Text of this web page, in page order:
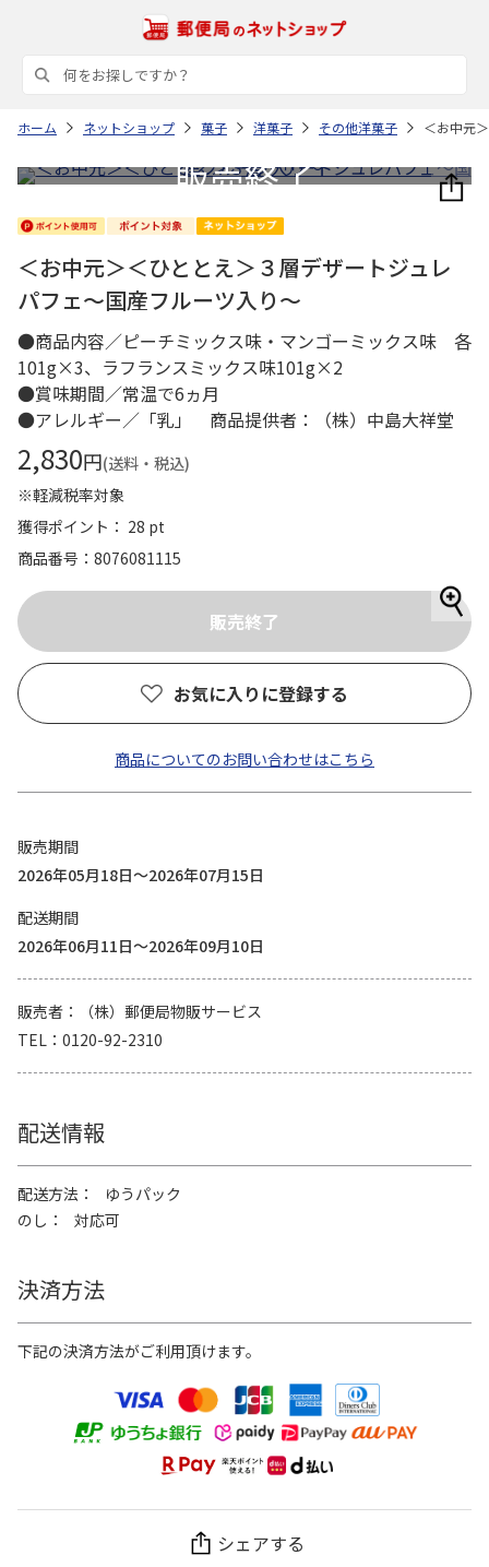
ホーム ネットショップ 菓子 洋菓子 その他洋菓子 ＜お中元
＜お中元＞＜ひととえ＞３層デザートジュレ
パフェ～国産フルーツ入り～
●商品内容／ピーチミックス味・マンゴーミックス味 各
101g×3、ラフランスミックス味101g×2
●賞味期間／常温で6ヵ月
●アレルギー／「乳」 商品提供者：（株）中島大祥堂
2,830円(送料・税込)
※軽減税率対象
獲得ポイント： 28 pt
商品番号
8076081115
お気に入りに登録する
商品についてのお問い合わせはこちら
販売期間
2026年05月18日～2026年07月15日
配送期間
2026年06月11日～2026年09月10日
販売者
（株）郵便局物販サービス
TEL
0120-92-2310
配送情報
配送方法
ゆうパック
のし
対応可
決済方法
下記の決済方法がご利用頂けます。
シェアする